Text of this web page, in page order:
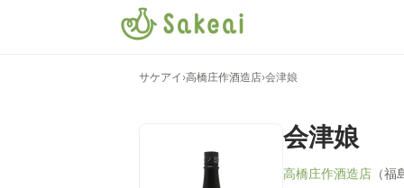
サケアイ ›高橋庄作酒造店›会津娘
会津娘
高橋庄作酒造店 （福